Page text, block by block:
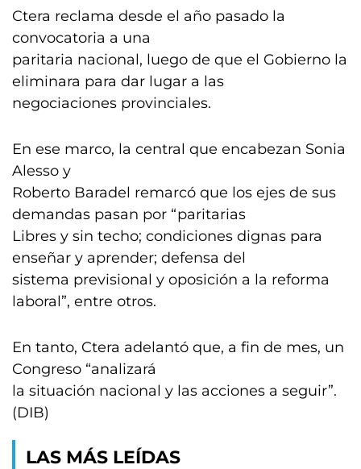
Ctera reclama desde el año pasado la
convocatoria a una
paritaria nacional, luego de que el Gobierno la
eliminara para dar lugar a las
negociaciones provinciales.
En ese marco, la central que encabezan Sonia
Alesso y
Roberto Baradel remarcó que los ejes de sus
demandas pasan por “paritarias
Libres y sin techo; condiciones dignas para
enseñar y aprender; defensa del
sistema previsional y oposición a la reforma
laboral”, entre otros.
En tanto, Ctera adelantó que, a fin de mes, un
Congreso “analizará
la situación nacional y las acciones a seguir”.
(DIB)
LAS MÁS LEÍDAS